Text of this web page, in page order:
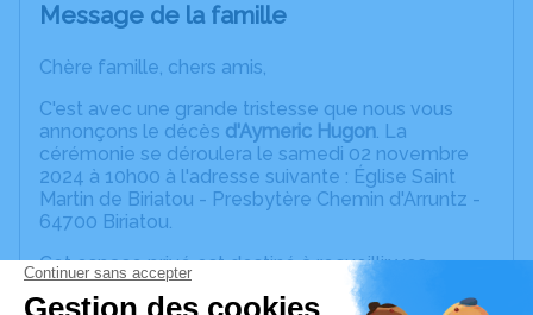
Message de la famille
Chère famille, chers amis,
C'est avec une grande tristesse que nous vous
annonçons le décès d'Aymeric Hugon. La
cérémonie se déroulera le samedi 02 novembre
2024 à 10h00 à l'adresse suivante : Église Saint
Martin de Biriatou - Presbytère Chemin d'Arruntz -
64700 Biriatou.
Cet espace privé est destiné à recueillir vos
condoléances ou le souvenir d’un moment passé.